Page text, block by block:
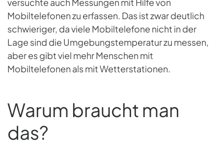
versuchte auch Messungen mit Hilfe von
Mobiltelefonen zu erfassen. Das ist zwar deutlich
schwieriger, da viele Mobiltelefone nicht in der
Lage sind die Umgebungstemperatur zu messen,
aber es gibt viel mehr Menschen mit
Mobiltelefonen als mit Wetterstationen.
Warum braucht man
das?